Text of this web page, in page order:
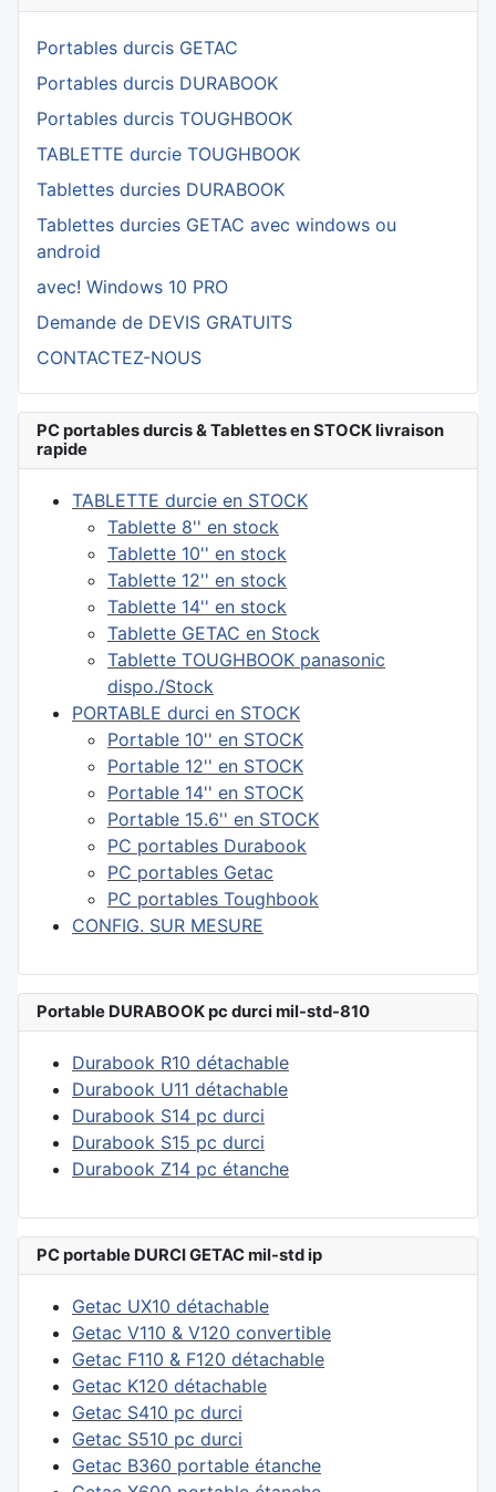
Portables durcis GETAC
Portables durcis DURABOOK
Portables durcis TOUGHBOOK
TABLETTE durcie TOUGHBOOK
Tablettes durcies DURABOOK
Tablettes durcies GETAC avec windows ou
android
avec! Windows 10 PRO
Demande de DEVIS GRATUITS
CONTACTEZ-NOUS
PC portables durcis & Tablettes en STOCK livraison
rapide
TABLETTE durcie en STOCK
Tablette 8'' en stock
Tablette 10'' en stock
Tablette 12'' en stock
Tablette 14'' en stock
Tablette GETAC en Stock
Tablette TOUGHBOOK panasonic
dispo./Stock
PORTABLE durci en STOCK
Portable 10'' en STOCK
Portable 12'' en STOCK
Portable 14'' en STOCK
Portable 15.6'' en STOCK
PC portables Durabook
PC portables Getac
PC portables Toughbook
CONFIG. SUR MESURE
Portable DURABOOK pc durci mil-std-810
Durabook R10 détachable
Durabook U11 détachable
Durabook S14 pc durci
Durabook S15 pc durci
Durabook Z14 pc étanche
PC portable DURCI GETAC mil-std ip
Getac UX10 détachable
Getac V110 & V120 convertible
Getac F110 & F120 détachable
Getac K120 détachable
Getac S410 pc durci
Getac S510 pc durci
Getac B360 portable étanche